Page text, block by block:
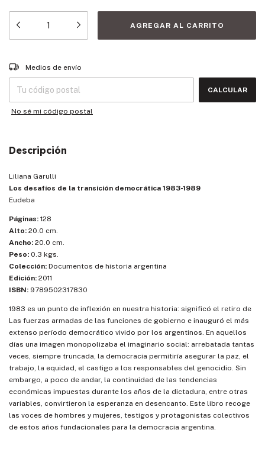
Entregas para el CP:
Medios de envío
CALCULAR
No sé mi código postal
Descripción
Liliana Garulli
Los desafíos de la transición democrática 1983-1989
Eudeba
Páginas: 128
Alto: 20.0 cm.
Ancho: 20.0 cm.
Peso: 0.3 kgs.
Colección: Documentos de historia argentina
Edición: 2011
ISBN: 9789502317830
1983 es un punto de inflexión en nuestra historia: significó el retiro de
Las fuerzas armadas de las funciones de gobierno e inauguró el más
extenso período democrático vivido por los argentinos. En aquellos
días una imagen monopolizaba el imaginario social: arrebatada tantas
veces, siempre truncada, la democracia permitiría asegurar la paz, el
trabajo, la equidad, el castigo a los responsables del genocidio. Sin
embargo, a poco de andar, la continuidad de las tendencias
económicas impuestas durante los años de la dictadura, entre otras
variables, convirtieron la esperanza en desencanto. Este libro recoge
las voces de hombres y mujeres, testigos y protagonistas colectivos
de estos años fundacionales para la democracia argentina.